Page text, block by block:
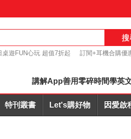
搜
桌遊FUN心玩 超值7折起
訂閱+耳機合購優
講解App善用零碎時間學英
特刊叢書 Let's購好物 因愛啟